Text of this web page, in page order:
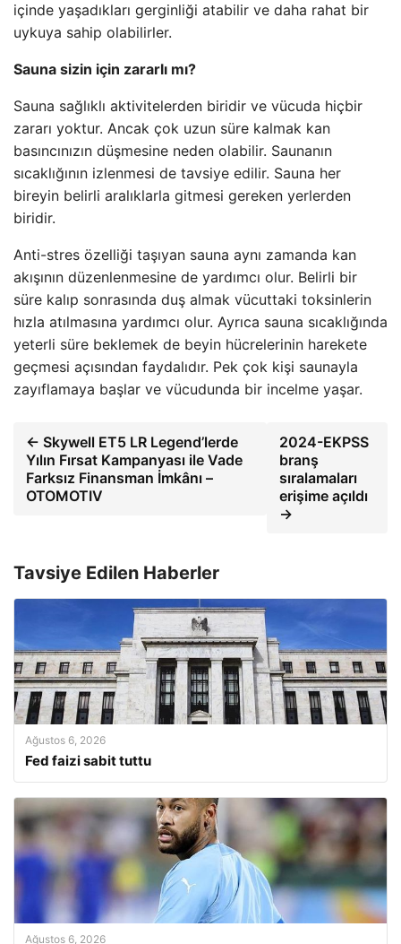
içinde yaşadıkları gerginliği atabilir ve daha rahat bir
uykuya sahip olabilirler.
Sauna sizin için zararlı mı?
Sauna sağlıklı aktivitelerden biridir ve vücuda hiçbir
zararı yoktur. Ancak çok uzun süre kalmak kan
basıncınızın düşmesine neden olabilir. Saunanın
sıcaklığının izlenmesi de tavsiye edilir. Sauna her
bireyin belirli aralıklarla gitmesi gereken yerlerden
biridir.
Anti-stres özelliği taşıyan sauna aynı zamanda kan
akışının düzenlenmesine de yardımcı olur. Belirli bir
süre kalıp sonrasında duş almak vücuttaki toksinlerin
hızla atılmasına yardımcı olur. Ayrıca sauna sıcaklığında
yeterli süre beklemek de beyin hücrelerinin harekete
geçmesi açısından faydalıdır. Pek çok kişi saunayla
zayıflamaya başlar ve vücudunda bir incelme yaşar.
← Skywell ET5 LR Legend’lerde
Yılın Fırsat Kampanyası ile Vade
Farksız Finansman İmkânı –
OTOMOTIV
2024-EKPSS
branş
sıralamaları
erişime açıldı
→
Tavsiye Edilen Haberler
Ağustos 6, 2026
Fed faizi sabit tuttu
Ağustos 6, 2026